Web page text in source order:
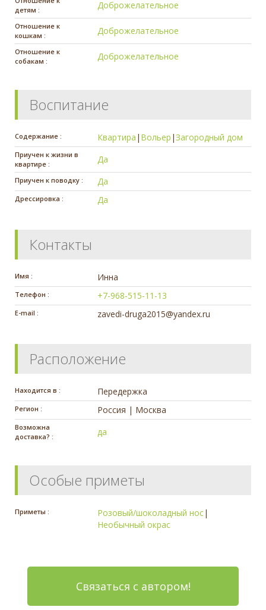
детям :
Доброжелательное
Отношение к
кошкам :
Доброжелательное
Отношение к
собакам :
Доброжелательное
Воспитание
Содержание : Квартира | Вольер |Загородный дом
Приучен к жизни в
квартире :
Да
Приучен к поводку : Да
Дрессировка : Да
Контакты
Имя : Инна
Телефон : +7-968-515-11-13
E-mail : zavedi-druga2015@yandex.ru
Расположение
Находится в : Передержка
Регион : Россия | Москва
Возможна
доставка? :
да
Особые приметы
Приметы : Розовый/шоколадный нос|
Необычный окрас
Связаться с автором!